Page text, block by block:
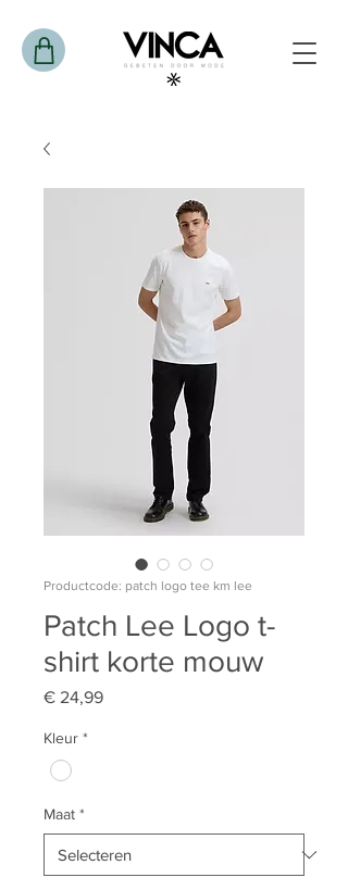
Productcode: patch logo tee km lee
Patch Lee Logo t-
shirt korte mouw
€ 24,99Prijs
Kleur *
Maat *